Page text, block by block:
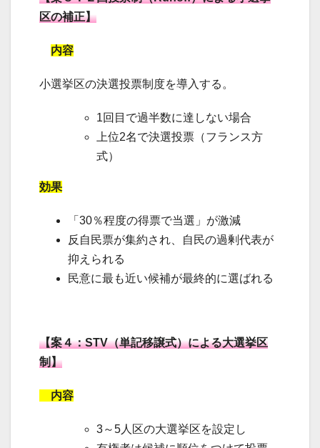
区の補正】
内容
小選挙区の決選投票制度を導入する。
1回目で過半数に達しない場合
上位2名で決選投票（フランス方
式）
効果
「30％程度の得票で当選」が激減
反自民票が集約され、自民の過剰代表が
抑えられる
民意に最も近い候補が最終的に選ばれる
【案４：STV（単記移譲式）による大選挙区
制】
内容
3～5人区の大選挙区を設定し